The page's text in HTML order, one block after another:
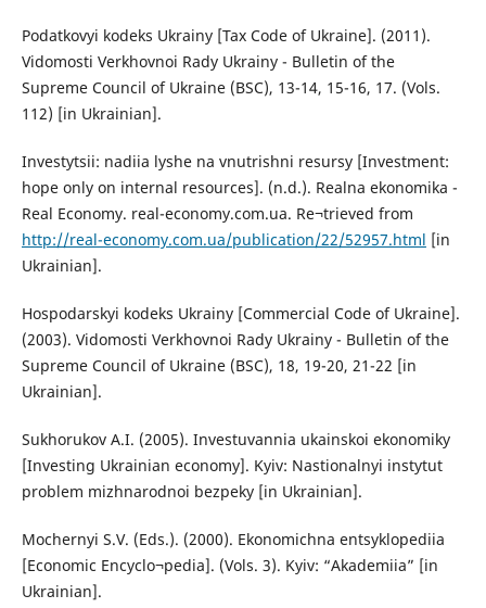
Podatkovyi kodeks Ukrainy [Tax Code of Ukraine]. (2011).
Vidomosti Verkhovnoi Rady Ukrainy - Bulletin of the
Supreme Council of Ukraine (BSC), 13-14, 15-16, 17. (Vols.
112) [in Ukrainian].
Investytsii: nadiia lyshe na vnutrishni resursy [Investment:
hope only on internal resources]. (n.d.). Realna ekonomika -
Real Economy. real-economy.com.ua. Re¬trieved from
http://real-economy.com.ua/publication/22/52957.html [in
Ukrainian].
Hospodarskyi kodeks Ukrainy [Commercial Code of Ukraine].
(2003). Vidomosti Verkhovnoi Rady Ukrainy - Bulletin of the
Supreme Council of Ukraine (BSC), 18, 19-20, 21-22 [in
Ukrainian].
Sukhorukov A.I. (2005). Investuvannia ukainskoi ekonomiky
[Investing Ukrainian economy]. Kyiv: Nastionalnyi instytut
problem mizhnarodnoi bezpeky [in Ukrainian].
Mochernyi S.V. (Eds.). (2000). Ekonomichna entsyklopediia
[Economic Encyclo¬pedia]. (Vols. 3). Kyiv: “Akademiia” [in
Ukrainian].